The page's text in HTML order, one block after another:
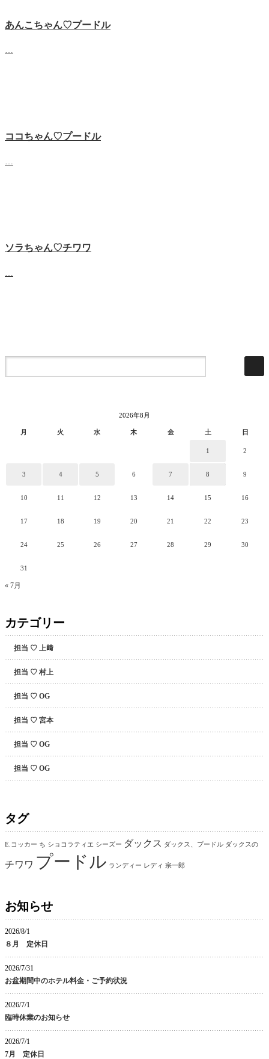
あんこちゃん♡‬プードル
ココちゃん♡‬プードル
ソラちゃん♡‬チワワ
2026年8月
月 火 水 木 金 土 日
1 2
3 4 5 6 7 8 9
10 11 12 13 14 15 16
17 18 19 20 21 22 23
24 25 26 27 28 29 30
31
« 7月
カテゴリー
担当 ♡ 上﨑
担当 ♡ 村上
担当 ♡ OG
担当 ♡ 宮本
担当 ♡ OG
担当 ♡ OG
タグ
E.コッカー ち ショコラティエ シーズー ダックス ダックス、プードル ダックスの
チワワ プードル ランディー レディ 宗一郎
お知らせ
2026/8/1
８月 定休日
2026/7/31
お盆期間中のホテル料金・ご予約状況
2026/7/1
臨時休業のお知らせ
2026/7/1
7月 定休日